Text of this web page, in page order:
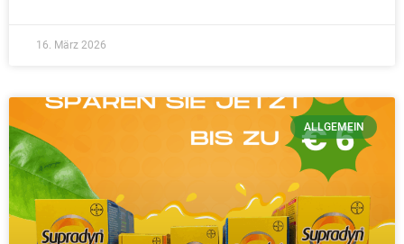
16. März 2026
ALLGEMEIN